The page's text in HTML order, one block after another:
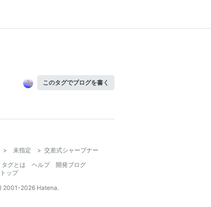
このタグでブログを書く
> 未指定 > 交差式シャープナー
グとは
ヘルプ
開発ブログ
ップ
2001-2026 Hatena.